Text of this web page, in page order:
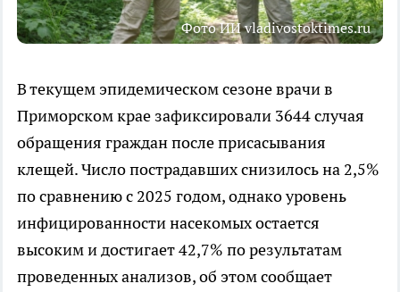
Фото ИИ vladivostoktimes.ru
В текущем эпидемическом сезоне врачи в
Приморском крае зафиксировали 3644 случая
обращения граждан после присасывания
клещей. Число пострадавших снизилось на 2,5%
по сравнению с 2025 годом, однако уровень
инфицированности насекомых остается
высоким и достигает 42,7% по результатам
проведенных анализов, об этом сообщает